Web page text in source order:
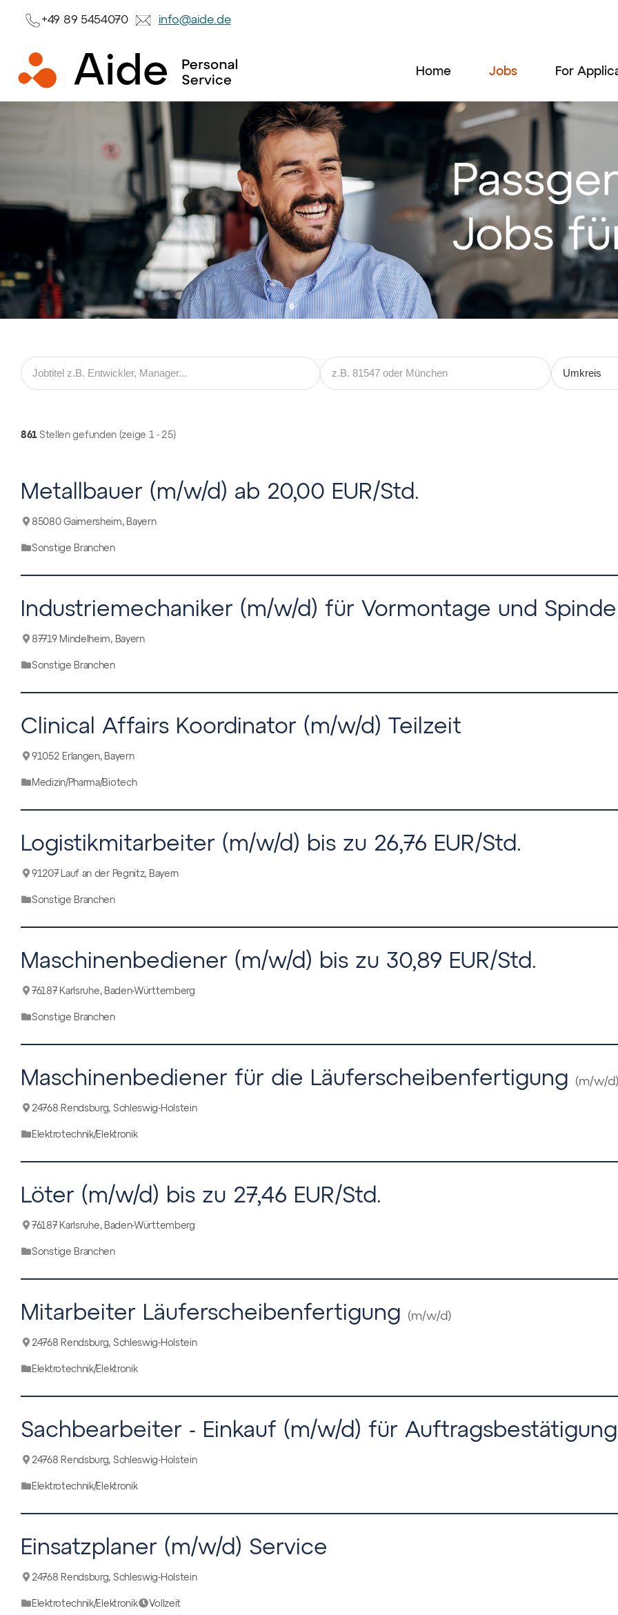
+49 89 5454070 info@aide.de
Home Jobs For
861Stellen gefunden (zeige 1 - 25)
Metallbauer (m/w/d) ab 20,00 EUR/Std.
85080 Gaimersheim, Bayern
Sonstige Branchen
Industriemechaniker (m/w/d) für Vormontage und
87719 Mindelheim, Bayern
Sonstige Branchen
Clinical Affairs Koordinator (m/w/d) Teilzeit
91052 Erlangen, Bayern
Medizin/Pharma/Biotech
Logistikmitarbeiter (m/w/d) bis zu 26,76 EUR/Std.
91207 Lauf an der Pegnitz, Bayern
Sonstige Branchen
Maschinenbediener (m/w/d) bis zu 30,89 EUR/Std.
76187 Karlsruhe, Baden-Württemberg
Sonstige Branchen
Maschinenbediener für die Läuferscheibenfertigung (m/w/d)
24768 Rendsburg, Schleswig-Holstein
Elektrotechnik/Elektronik
Löter (m/w/d) bis zu 27,46 EUR/Std.
76187 Karlsruhe, Baden-Württemberg
Sonstige Branchen
Mitarbeiter Läuferscheibenfertigung (m/w/d)
24768 Rendsburg, Schleswig-Holstein
Elektrotechnik/Elektronik
Sachbearbeiter - Einkauf (m/w/d) für
24768 Rendsburg, Schleswig-Holstein
Elektrotechnik/Elektronik
Einsatzplaner (m/w/d) Service
24768 Rendsburg, Schleswig-Holstein
Elektrotechnik/Elektronik Vollzeit